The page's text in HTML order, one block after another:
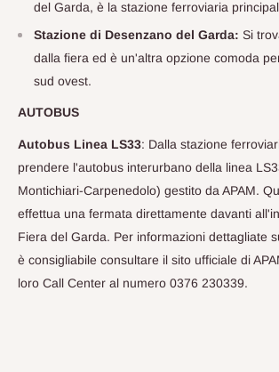
del Garda, è la stazione ferroviaria
Stazione di Desenzano del Garda: Si
dalla fiera ed è un'altra opzione comoda
sud ovest.
AUTOBUS
Autobus Linea LS33: Dalla stazione
prendere l'autobus interurbano della linea
Montichiari-Carpenedolo) gestito da APAM.
effettua una fermata direttamente davanti
Fiera del Garda. Per informazioni dettagliate
è consigliabile consultare il sito ufficiale di
loro Call Center al numero 0376 230339.